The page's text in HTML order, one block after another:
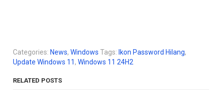
Categories:News,Windows Tags:Ikon Password Hilang,
Update Windows 11 ,Windows 11 24H2
RELATED POSTS